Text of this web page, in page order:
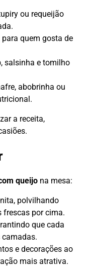
ou requeijão
para quem gosta de
salsinha e tomilho
abobrinha ou
a receita,
queijo na mesa:
polvilhando
frescas por cima.
que cada
e decorações ao
mais atrativa.